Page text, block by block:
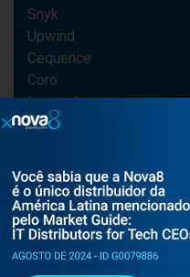
Snyk
Upwind
Cequence
Coro
Ironscales
Checkmarx